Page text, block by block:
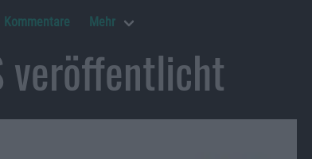
Kommentare Mehr
veröffentlicht